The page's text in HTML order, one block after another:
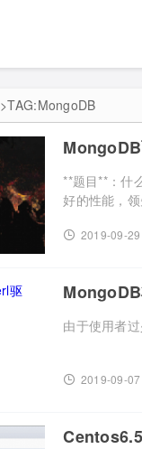
>TAG:MongoDB
**题目**：什
好的性能，
2019-09-29
由于使用者
2019-09-07